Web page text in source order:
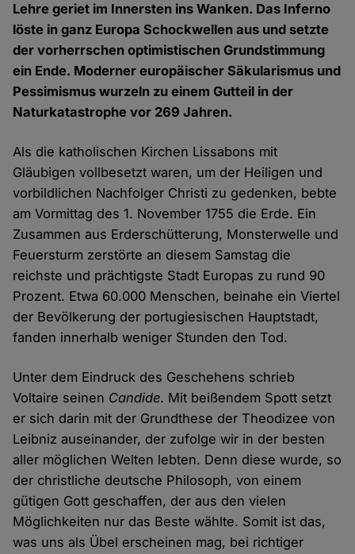
Lehre geriet im Innersten ins Wanken. Das Inferno
löste in ganz Europa Schockwellen aus und setzte
der vorherrschen optimistischen Grundstimmung
ein Ende. Moderner europäischer Säkularismus und
Pessimismus wurzeln zu einem Gutteil in der
Naturkatastrophe vor 269 Jahren.
Als die katholischen Kirchen Lissabons mit
Gläubigen vollbesetzt waren, um der Heiligen und
vorbildlichen Nachfolger Christi zu gedenken, bebte
am Vormittag des 1. November 1755 die Erde. Ein
Zusammen aus Erderschütterung, Monsterwelle und
Feuersturm zerstörte an diesem Samstag die
reichste und prächtigste Stadt Europas zu rund 90
Prozent. Etwa 60.000 Menschen, beinahe ein Viertel
der Bevölkerung der portugiesischen Hauptstadt,
fanden innerhalb weniger Stunden den Tod.
Unter dem Eindruck des Geschehens schrieb
Voltaire seinen Candide. Mit beißendem Spott setzt
er sich darin mit der Grundthese der Theodizee von
Leibniz auseinander, der zufolge wir in der besten
aller möglichen Welten lebten. Denn diese wurde, so
der christliche deutsche Philosoph, von einem
gütigen Gott geschaffen, der aus den vielen
Möglichkeiten nur das Beste wählte. Somit ist das,
was uns als Übel erscheinen mag, bei richtiger